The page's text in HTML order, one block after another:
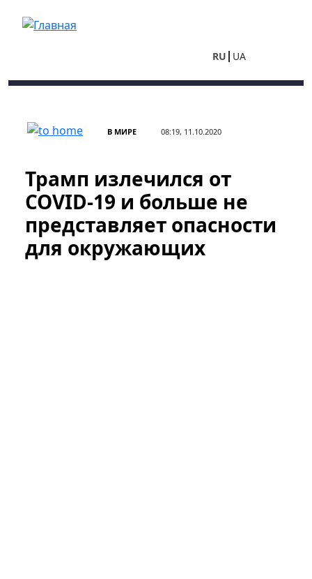
RU UA
В МИРЕ 08:19, 11.10.2020
Трамп излечился от
COVID-19 и больше не
представляет опасности
для окружающих